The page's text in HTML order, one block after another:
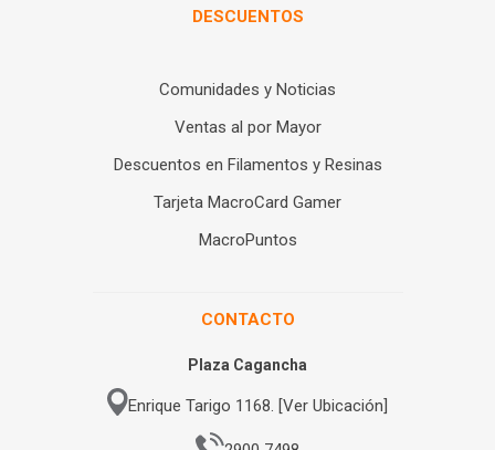
DESCUENTOS
Comunidades y Noticias
Ventas al por Mayor
Descuentos en Filamentos y Resinas
Tarjeta MacroCard Gamer
MacroPuntos
CONTACTO
Plaza Cagancha
Enrique Tarigo 1168. [Ver Ubicación]